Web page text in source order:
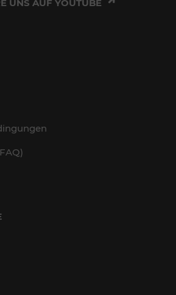
UNS AUF YOUTUBE